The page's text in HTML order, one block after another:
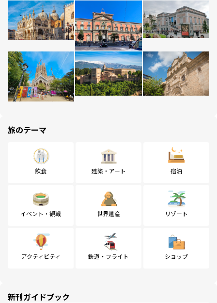
旅のテーマ
飲食 建築・アート 宿泊
イベント・観戦 世界遺産 リゾート
アクティビティ 鉄道・フライト ショップ
新刊ガイドブック